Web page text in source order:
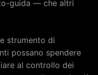
guida — che altri
strumento di
possano spendere
al controllo dei